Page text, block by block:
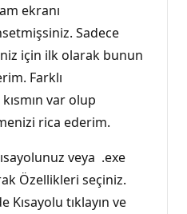
ekranı
Sadece
için ilk olarak bunun
Farklı
var olup
rica ederim.
veya .exe
Özellikleri seçiniz.
tıklayın ve